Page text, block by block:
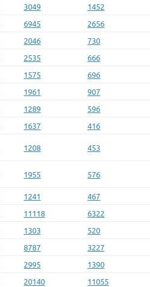
3049
1452
6945
2656
2046
730
2535
666
1575
696
1961
907
1289
596
1637 416
1208 453
1955 576
1241
467
11118
6322
1303
520
8787
3227
2995
1390
20140
11055